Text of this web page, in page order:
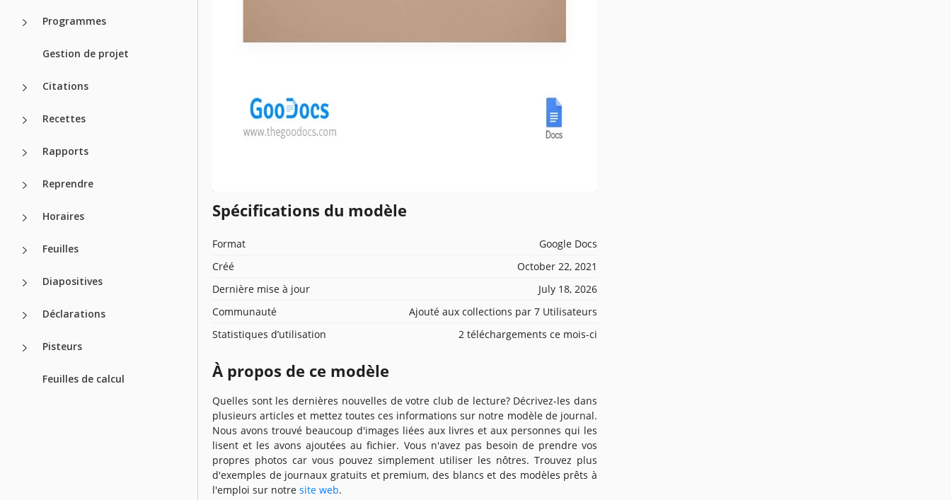
Programmes
Gestion de projet
Citations
Recettes
Rapports
Reprendre
Horaires
Feuilles
Diapositives
Déclarations
Pisteurs
Feuilles de calcul
Spécifications du modèle
Format
Google Docs
Créé
October 22, 2021
Dernière mise à jour
July 18, 2026
Communauté
Ajouté aux collections par 7 Utilisateurs
Statistiques d’utilisation
2 téléchargements ce mois-ci
À propos de ce modèle
Quelles sont les dernières nouvelles de votre club de lecture? Décrivez-les dans
plusieurs articles et mettez toutes ces informations sur notre modèle de journal.
Nous avons trouvé beaucoup d'images liées aux livres et aux personnes qui les
lisent et les avons ajoutées au fichier. Vous n'avez pas besoin de prendre vos
propres photos car vous pouvez simplement utiliser les nôtres. Trouvez plus
d'exemples de journaux gratuits et premium, des blancs et des modèles prêts à
l'emploi sur notre site web.